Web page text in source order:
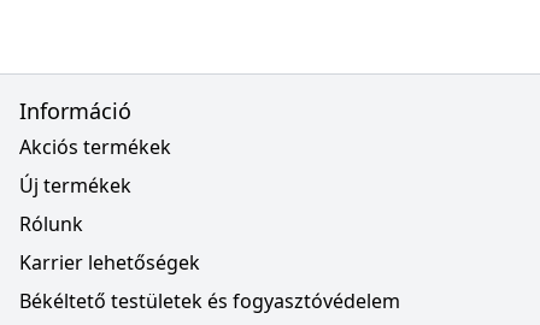
Információ
Akciós termékek
Új termékek
Rólunk
Karrier lehetőségek
Békéltető testületek és fogyasztóvédelem